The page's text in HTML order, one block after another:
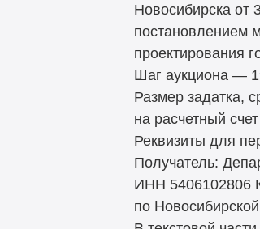
Новосибирска от
постановлением
проектирования
Шаг аукциона —
Размер задатка,
на расчетный
Реквизиты для
Получатель:
ИНН 5406102806
по